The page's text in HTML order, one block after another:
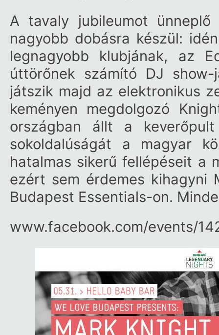
A tavaly jubileumot
nagyobb dobásra készül:
legnagyobb klubjának, az
úttörőnek számító DJ
játszik majd az elektronikus
keményen megdolgozó
országban állt a
sokoldalúságát a magyar
hatalmas sikerű fellépéseit a
ezért sem érdemes kihagyni
Budapest Essentials-on.
www.facebook.com/​events/​